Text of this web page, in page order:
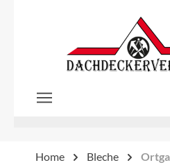
Zum Hauptinhalt springen
Home Bleche